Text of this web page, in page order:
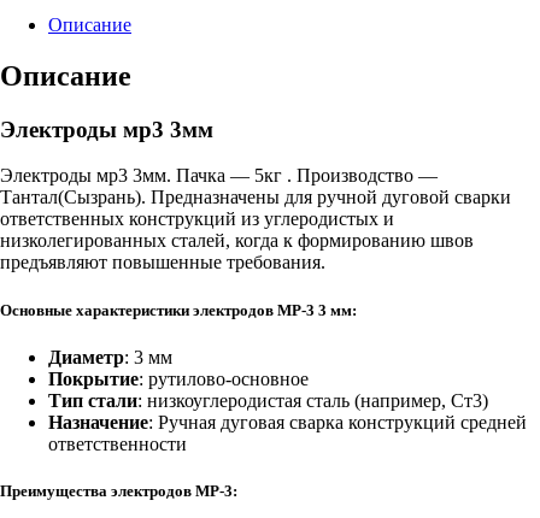
Описание
Описание
Электроды мр3 3мм
Электроды мр3 3мм. Пачка — 5кг . Производство —
Тантал(Сызрань). Предназначены для ручной дуговой сварки
ответственных конструкций из углеродистых и
низколегированных сталей, когда к формированию швов
предъявляют повышенные требования.
Основные характеристики электродов МР-3 3 мм:
Диаметр: 3 мм
Покрытие: рутилово-основное
Тип стали: низкоуглеродистая сталь (например, Ст3)
Назначение: Ручная дуговая сварка конструкций средней
ответственности
Преимущества электродов МР-3: